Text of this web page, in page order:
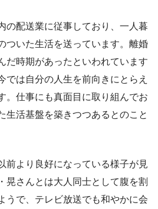
の配送業に従事しており、一人暮
ついた生活を送っています。離婚
だ時期があったといわれています
では自分の人生を前向きにとらえ
。仕事にも真面目に取り組んでお
生活基盤を築きつつあるとのこと
前より良好になっている様子が見
晃さんとは大人同士として腹を割
うで、テレビ放送でも和やかに会